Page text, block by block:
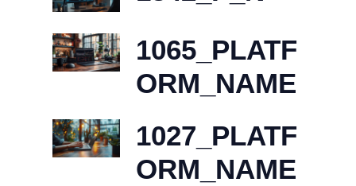
1065_PLATF
ORM_NAME
1027_PLATF
ORM_NAME